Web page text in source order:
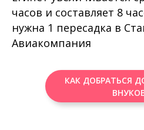
часов и составляет 8
нужна 1 пересадка в
Авиакомпания
КАК ДОБРАТЬСЯ